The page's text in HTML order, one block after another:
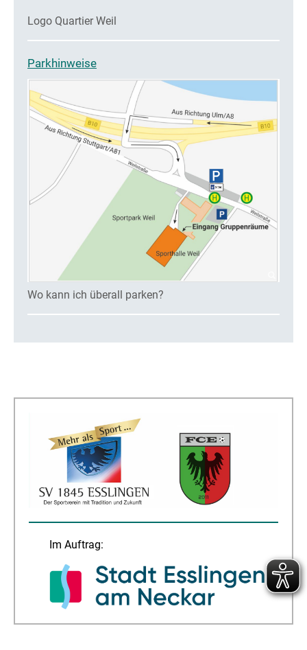
Logo Quartier Weil
Parkhinweise
Wo kann ich überall parken?
Im Auftrag: